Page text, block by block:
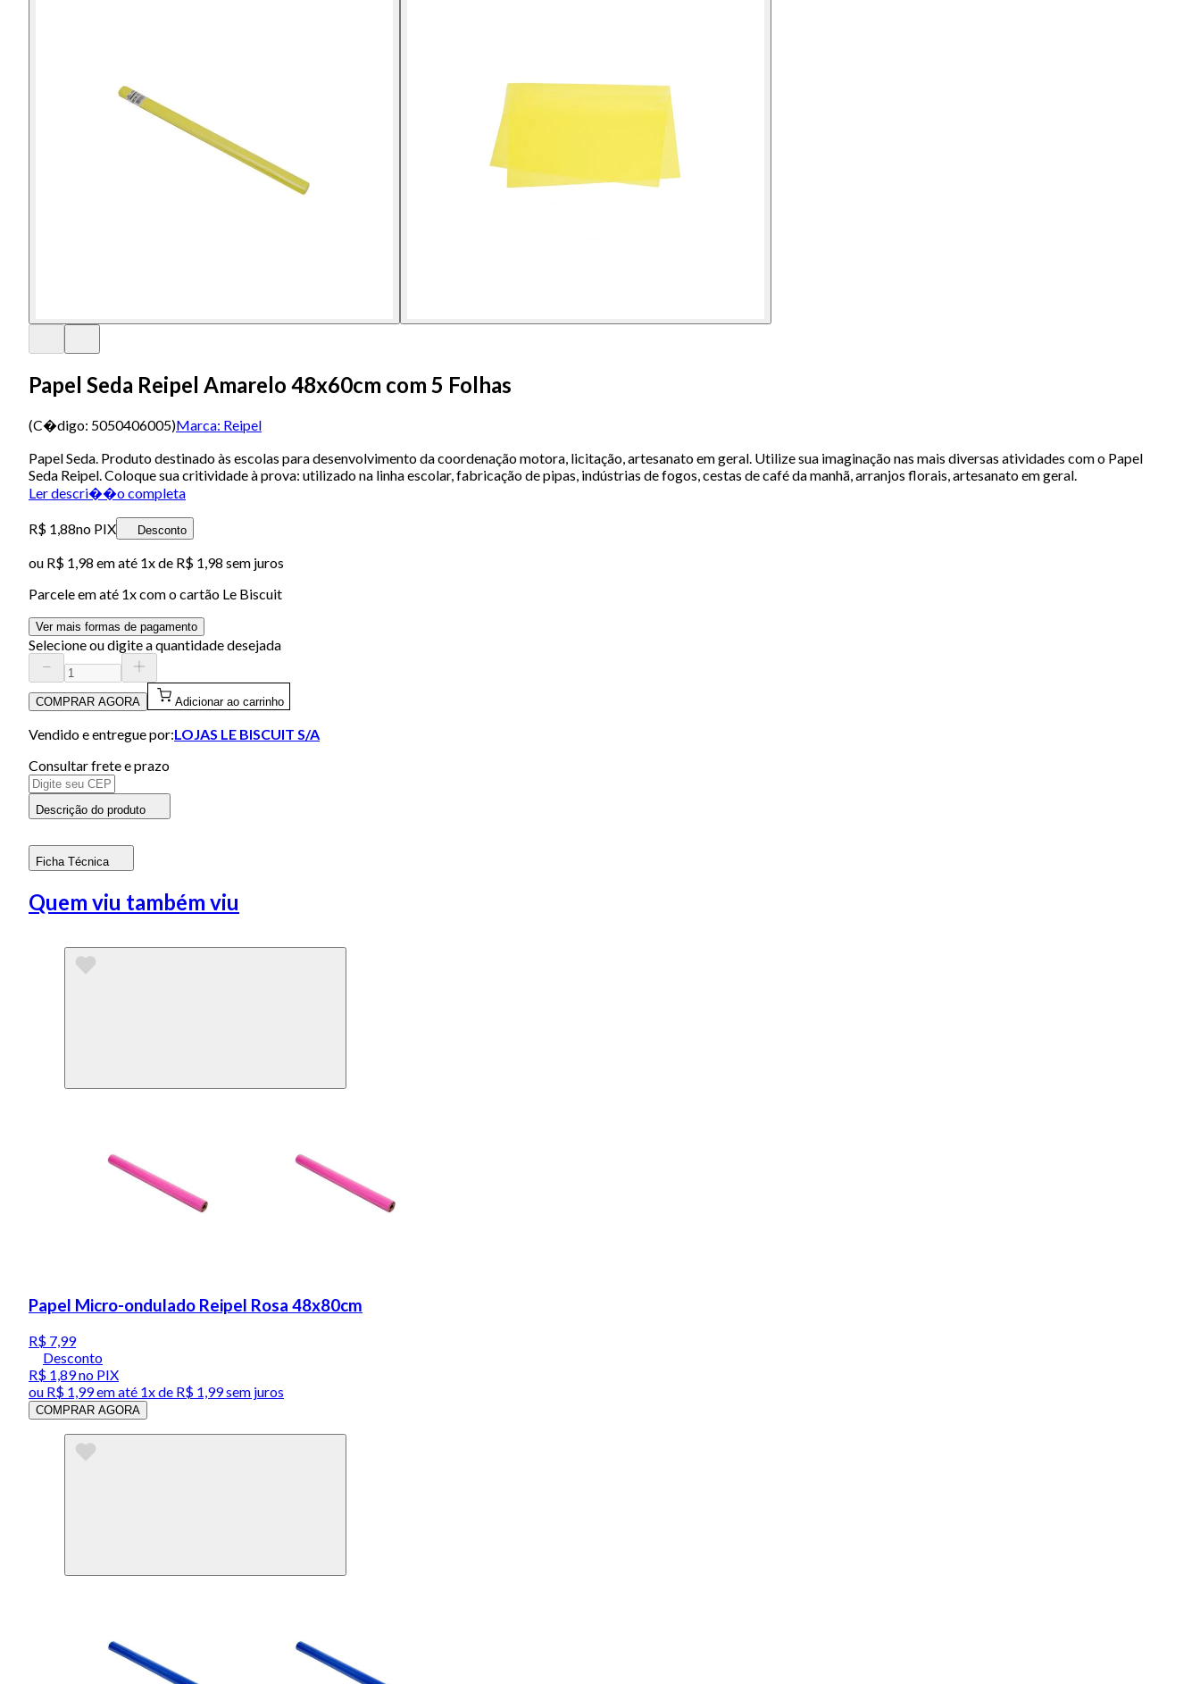
Papel Seda Reipel Amarelo 48x60cm com 5 Folhas
(C�digo: 5050406005)Marca: Reipel
Papel Seda. Produto destinado às escolas para desenvolvimento da coordenação motora, licitação, artesanato em geral. Utilize sua imaginação nas mais diversas atividades com o Papel
Seda Reipel. Coloque sua critividade à prova: utilizado na linha escolar, fabricação de pipas, indústrias de fogos, cestas de café da manhã, arranjos florais, artesanato em geral.
Ler descri��o completa
R$ 1,88no PIX Desconto
ou R$ 1,98 em até 1x de R$ 1,98 sem juros
Parcele em até 1x com o cartão Le Biscuit
Ver mais formas de pagamento
Selecione ou digite a quantidade desejada
COMPRAR AGORA Adicionar ao carrinho
Vendido e entregue por:LOJAS LE BISCUIT S/A
Consultar frete e prazo
Descrição do produto
Ficha Técnica
Quem viu também viu
Papel Micro-ondulado Reipel Rosa 48x80cm
R$ 7,99
Desconto
R$ 1,89no PIX
ou R$ 1,99em até 1x de R$ 1,99sem juros
COMPRAR AGORA